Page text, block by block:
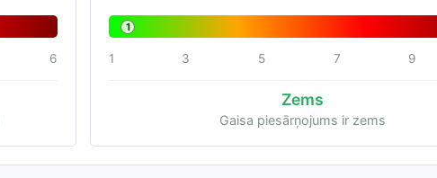
6
1
1 3 5 7 9
Zems
Gaisa piesārņojums ir zems